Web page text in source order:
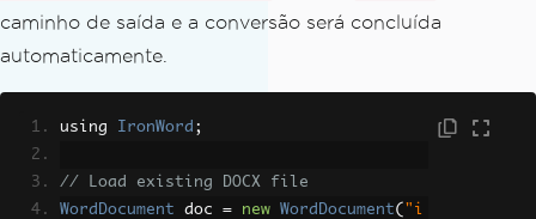
caminho de saída e a conversão será concluída
automaticamente.
using IronWord ;
// Load existing DOCX file
WordDocument doc = new WordDocument( "i